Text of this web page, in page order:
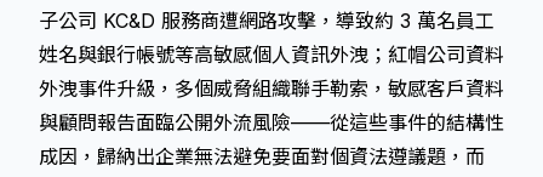
子公司 KC&D 服務商遭網路攻擊，導致約 3 萬名員工
姓名與銀行帳號等高敏感個人資訊外洩；紅帽公司資料
外洩事件升級，多個威脅組織聯手勒索，敏感客戶資料
與顧問報告面臨公開外流風險——從這些事件的結構性
成因，歸納出企業無法避免要面對個資法遵議題，而